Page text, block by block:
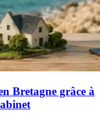
Bretagne grâce à